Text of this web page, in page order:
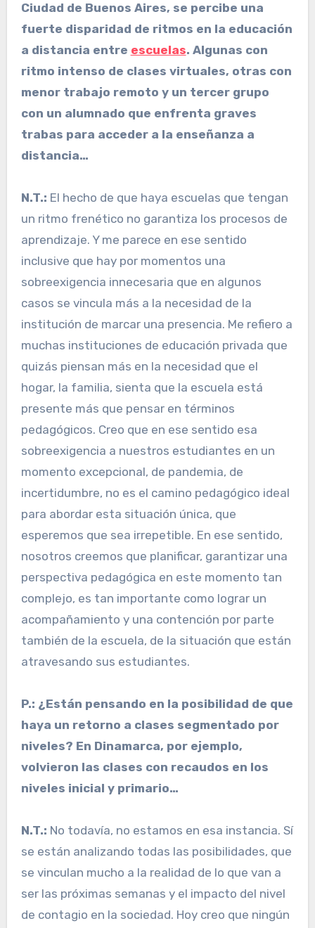
Ciudad de Buenos Aires, se percibe una
fuerte disparidad de ritmos en la educación
a distancia entre escuelas. Algunas con
ritmo intenso de clases virtuales, otras con
menor trabajo remoto y un tercer grupo
con un alumnado que enfrenta graves
trabas para acceder a la enseñanza a
distancia…
N.T.: El hecho de que haya escuelas que tengan
un ritmo frenético no garantiza los procesos de
aprendizaje. Y me parece en ese sentido
inclusive que hay por momentos una
sobreexigencia innecesaria que en algunos
casos se vincula más a la necesidad de la
institución de marcar una presencia. Me refiero a
muchas instituciones de educación privada que
quizás piensan más en la necesidad que el
hogar, la familia, sienta que la escuela está
presente más que pensar en términos
pedagógicos. Creo que en ese sentido esa
sobreexigencia a nuestros estudiantes en un
momento excepcional, de pandemia, de
incertidumbre, no es el camino pedagógico ideal
para abordar esta situación única, que
esperemos que sea irrepetible. En ese sentido,
nosotros creemos que planificar, garantizar una
perspectiva pedagógica en este momento tan
complejo, es tan importante como lograr un
acompañamiento y una contención por parte
también de la escuela, de la situación que están
atravesando sus estudiantes.
P.: ¿Están pensando en la posibilidad de que
haya un retorno a clases segmentado por
niveles? En Dinamarca, por ejemplo,
volvieron las clases con recaudos en los
niveles inicial y primario…
N.T.: No todavía, no estamos en esa instancia. Sí
se están analizando todas las posibilidades, que
se vinculan mucho a la realidad de lo que van a
ser las próximas semanas y el impacto del nivel
de contagio en la sociedad. Hoy creo que ningún